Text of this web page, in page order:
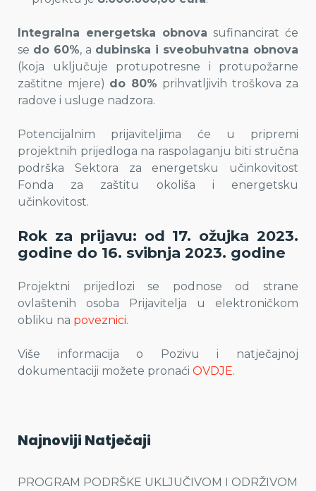
Integralna energetska obnova sufinancirat će
se do 60%, a dubinska i sveobuhvatna obnova
(koja uključuje protupotresne i protupožarne
zaštitne mjere) do 80% prihvatljivih troškova za
radove i usluge nadzora.
Potencijalnim prijaviteljima će u pripremi
projektnih prijedloga na raspolaganju biti stručna
podrška Sektora za energetsku učinkovitost
Fonda za zaštitu okoliša i energetsku
učinkovitost.
Rok za prijavu: od 17. ožujka 2023.
godine do 16. svibnja 2023. godine
Projektni prijedlozi se podnose od strane
ovlaštenih osoba Prijavitelja u elektroničkom
obliku na poveznici.
Više informacija o Pozivu i natječajnoj
dokumentaciji možete pronaći OVDJE.
Najnoviji Natječaji
PROGRAM PODRŠKE UKLJUČIVOM I ODRŽIVOM